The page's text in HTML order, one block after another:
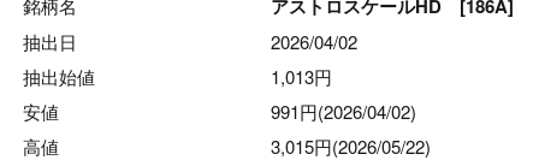
銘柄名 アストロスケールHD [186A]
抽出日
2026/04/02
抽出始値
1,013円
安値
991円(2026/04/02)
高値
3,015円(2026/05/22)